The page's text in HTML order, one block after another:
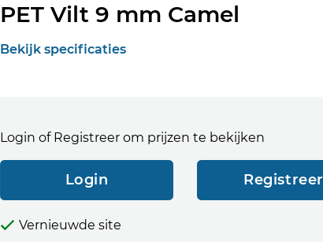
PET Vilt 9 mm Camel
Bekijk specificaties
Login of Registreer om prijzen te bekijken
Login Registreer
Vernieuwde site